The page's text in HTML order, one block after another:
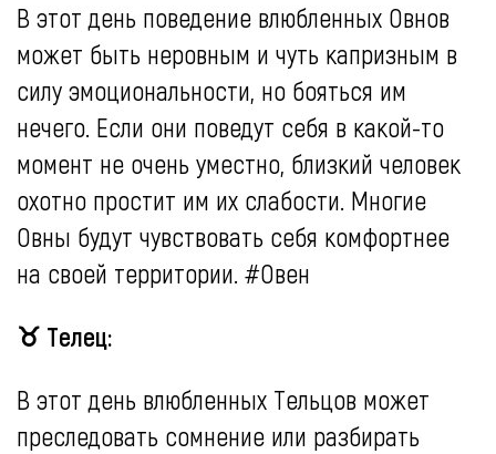
В этот день поведение влюбленных Овнов
может быть неровным и чуть капризным в
силу эмоциональности, но бояться им
нечего. Если они поведут себя в какой-то
момент не очень уместно, близкий человек
охотно простит им их слабости. Многие
Овны будут чувствовать себя комфортнее
на своей территории. #Овен
♉ Телец:
В этот день влюбленных Тельцов может
преследовать сомнение или разбирать